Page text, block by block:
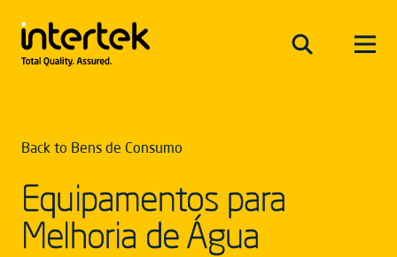
Back to Bens de Consumo
Equipamentos para
Melhoria de Água